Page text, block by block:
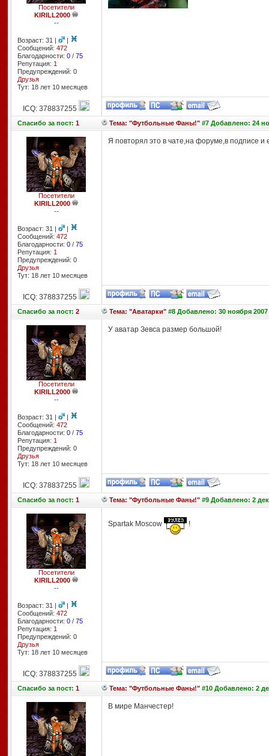
Посетители
KIRILL2000
--
Возраст: 31 |
|
Сообщений: 472
Благодарности: 0/ 75
Репутация: 1
Предупреждений: 0
Друзья
Тут: 18 лет 10 месяцев
ICQ: 378837255
Спасибоза пост: 1 Тема: "Футбольные Фаны!"#7 Добавлено: 24
Посетители
KIRILL2000
--
Возраст: 31 |
|
Сообщений: 472
Благодарности: 0/ 75
Репутация: 1
Предупреждений: 0
Друзья
Тут: 18 лет 10 месяцев
Я повторял это в чате,на форуме,в подписе
ICQ: 378837255
Спасибоза пост: 2 Тема: "Аватарки"#8 Добавлено: 30 ноября 2007
Посетители
KIRILL2000
--
Возраст: 31 |
|
Сообщений: 472
Благодарности: 0/ 75
Репутация: 1
Предупреждений: 0
Друзья
Тут: 18 лет 10 месяцев
У аватар Зевса размер большой!
ICQ: 378837255
Спасибоза пост: 1 Тема: "Футбольные Фаны!"#9 Добавлено: 2
Посетители
KIRILL2000
--
Возраст: 31 |
|
Сообщений: 472
Благодарности: 0/ 75
Репутация: 1
Предупреждений: 0
Друзья
Тут: 18 лет 10 месяцев
Spartak Moscow !
ICQ: 378837255
Спасибоза пост: 1 Тема: "Футбольные Фаны!"#10 Добавлено: 2
В мире Манчестер!